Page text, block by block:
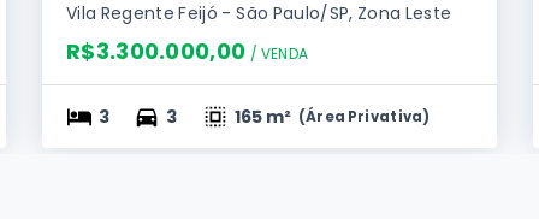
Vila Regente Feijó - São Paulo/SP, Zona Leste
R$3.300.000,00 / VENDA
3 3 165 m² (Área Privativa)